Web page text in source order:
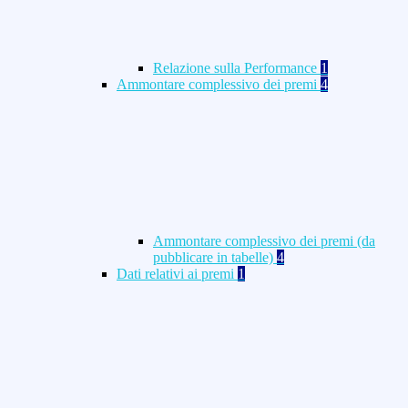
Relazione sulla Performance 1
Ammontare complessivo dei premi 4
Ammontare complessivo dei premi (da
pubblicare in tabelle) 4
Dati relativi ai premi 1